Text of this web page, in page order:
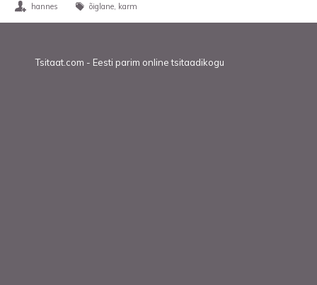
hannes õiglane karm
Tsitaat.com - Eesti parim online tsitaadikogu